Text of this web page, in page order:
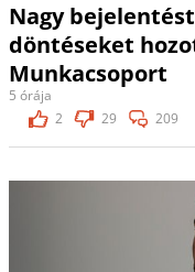
Nagy
döntéseket
Munkacsoport
5 órája
2
29 209